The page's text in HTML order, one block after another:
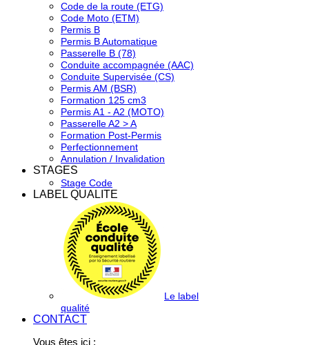
Code de la route (ETG)
Code Moto (ETM)
Permis B
Permis B Automatique
Passerelle B (78)
Conduite accompagnée (AAC)
Conduite Supervisée (CS)
Permis AM (BSR)
Formation 125 cm3
Permis A1 - A2 (MOTO)
Passerelle A2 > A
Formation Post-Permis
Perfectionnement
Annulation / Invalidation
STAGES
Stage Code
LABEL QUALITE
Le label
qualité
CONTACT
Vous êtes ici :